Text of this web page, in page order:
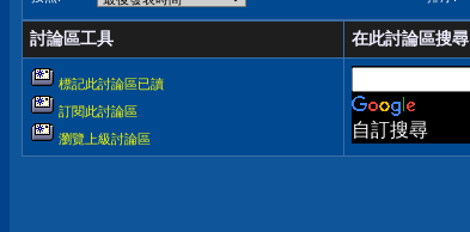
討論區工具 在此討論區搜尋
標記此討論區已讀
訂閱此討論區
瀏覽上級討論區
自訂搜尋